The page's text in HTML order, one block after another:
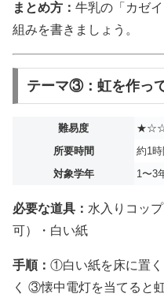
まとめ方： 牛乳の「カゼ
組みを書きましょう。
テーマ③：虹を作っ
難易度
★☆☆
所要時間
約1時
対象学年
1〜3
必要な道具： 水入りコッ
可）・白い紙
手順： ①白い紙を床に置
く ③懐中電灯を当てると